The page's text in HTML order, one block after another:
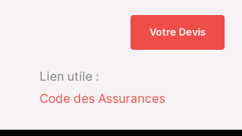
Votre Devis
Lien utile :
Code des Assurances